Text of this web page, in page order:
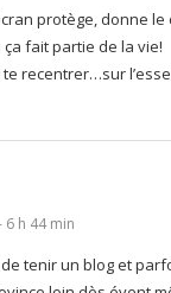
protège, donne
fait partie de la vie!
recentrer…sur
6 h 44 min
tenir un blog et